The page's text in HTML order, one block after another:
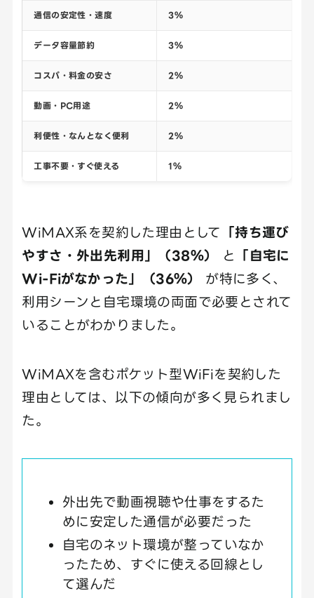
通信の安定性・速度 3％
データ容量節約 3％
コスパ・料金の安さ 2％
動画・PC用途 2％
利便性・なんとなく便利 2％
工事不要・すぐ使える 1％
WiMAX系を契約した理由として
「持ち運び
やすさ・外出先利用」（38％）
と
「自宅に
Wi-Fiがなかった」（36％）
が特に多く、
利用シーンと自宅環境の両面で必要とされて
いることがわかりました。
WiMAXを含むポケット型WiFiを契約した
理由としては、以下の傾向が多く見られまし
た。
外出先で動画視聴や仕事をするた
めに安定した通信が必要だった
自宅のネット環境が整っていなか
ったため、すぐに使える回線とし
て選んだ